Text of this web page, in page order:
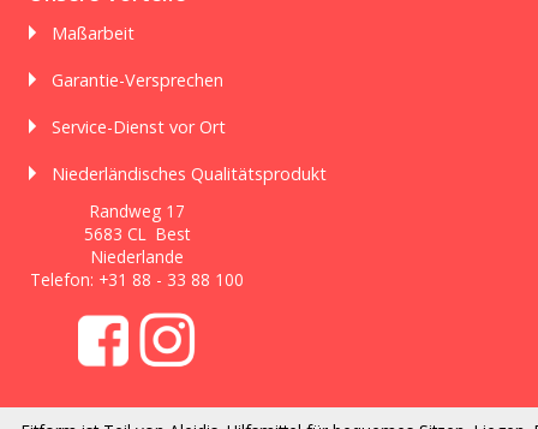
Maßarbeit
Garantie-Versprechen
Service-Dienst vor Ort
Niederländisches Qualitätsprodukt
Randweg 17
5683 CL Best
Niederlande
Telefon: +31 88 - 33 88 100